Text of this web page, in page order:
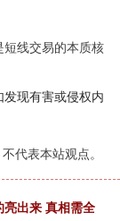
线交易的本质核
现有害或侵权内
代表本站观点。
出来 真相需全